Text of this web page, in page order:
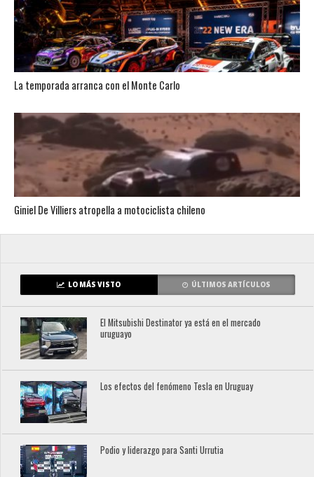
La temporada arranca con el Monte Carlo
Giniel De Villiers atropella a motociclista chileno
LO MÁS VISTO ÚLTIMOS ARTÍCULOS
El Mitsubishi Destinator ya está en el mercado
uruguayo
Los efectos del fenómeno Tesla en Uruguay
Podio y liderazgo para Santi Urrutia